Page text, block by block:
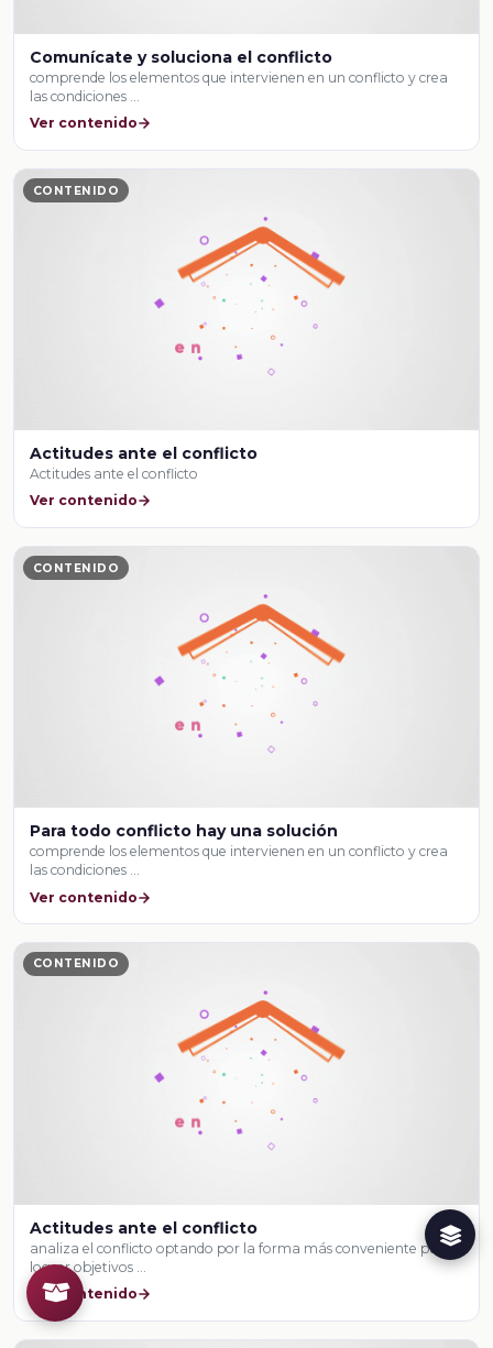
Comunícate y soluciona el conflicto
comprende los elementos que intervienen en un conflicto y crea
las condiciones …
Ver contenido
CONTENIDO
Actitudes ante el conflicto
Actitudes ante el conflicto
Ver contenido
CONTENIDO
Para todo conflicto hay una solución
comprende los elementos que intervienen en un conflicto y crea
las condiciones …
Ver contenido
CONTENIDO
Actitudes ante el conflicto
analiza el conflicto optando por la forma más conveniente para
lograr objetivos …
Ver contenido